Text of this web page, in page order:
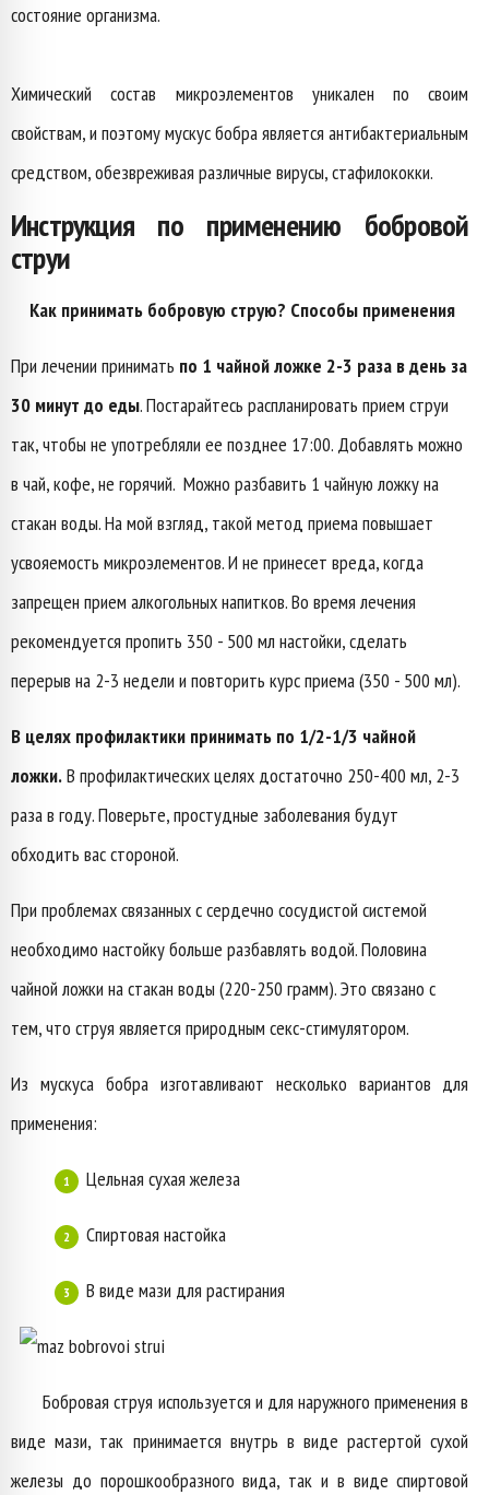
состояние организма.
Химический состав микроэлементов уникален по своим
свойствам, и поэтому мускус бобра является антибактериальным
средством, обезвреживая различные вирусы, стафилококки.
Инструкция по применению бобровой
струи
Как принимать бобровую струю? Способы применения
При лечении принимать по 1 чайной ложке 2-3 раза в день за
30 минут до еды. Постарайтесь распланировать прием струи
так, чтобы не употребляли ее позднее 17:00. Добавлять можно
в чай, кофе, не горячий. Можно разбавить 1 чайную ложку на
стакан воды. На мой взгляд, такой метод приема повышает
усвояемость микроэлементов. И не принесет вреда, когда
запрещен прием алкогольных напитков. Во время лечения
рекомендуется пропить 350 - 500 мл настойки, сделать
перерыв на 2-3 недели и повторить курс приема (350 - 500 мл).
В целях профилактики принимать по 1/2-1/3 чайной
ложки.В профилактических целях достаточно 250-400 мл, 2-3
раза в году. Поверьте, простудные заболевания будут
обходить вас стороной.
При проблемах связанных с сердечно сосудистой системой
необходимо настойку больше разбавлять водой. Половина
чайной ложки на стакан воды (220-250 грамм). Это связано с
тем, что струя является природным секс-стимулятором.
Из мускуса бобра изготавливают несколько вариантов для
применения:
Цельная сухая железа
Спиртовая настойка
В виде мази для растирания
Бобровая струя используется и для наружного применения в
виде мази, так принимается внутрь в виде растертой сухой
железы до порошкообразного вида, так и в виде спиртовой